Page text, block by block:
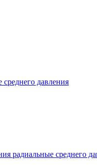
давления
радиальные среднего